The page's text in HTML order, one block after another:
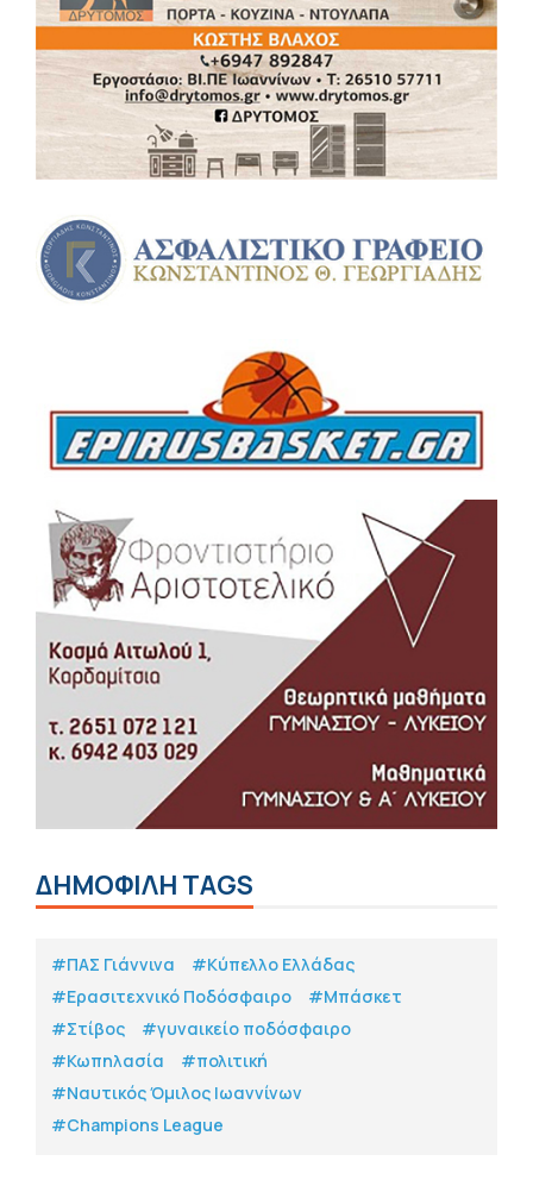
ΔΗΜΟΦΙΛΗ TAGS
#ΠΑΣ Γιάννινα
#Κύπελλο Ελλάδας
#Eρασιτεχνικό Ποδόσφαιρο
#Μπάσκετ
#Στίβος
#γυναικείο ποδόσφαιρο
#Κωπηλασία
#πολιτική
#Ναυτικός Όμιλος Ιωαννίνων
#Champions League